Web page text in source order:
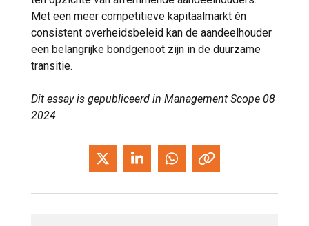
Met een meer competitieve kapitaalmarkt én
consistent overheidsbeleid kan de aandeelhouder
een belangrijke bondgenoot zijn in de duurzame
transitie.
Dit essay is gepubliceerd in Management Scope 08
2024.